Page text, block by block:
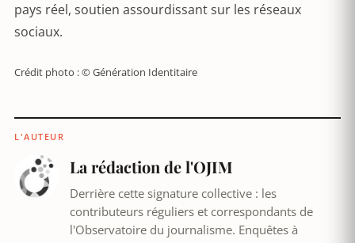
pays réel, soutien assourdissant sur les réseaux
sociaux.
Crédit photo : © Génération Identitaire
L'AUTEUR
La rédaction de l'OJIM
Derrière cette signature collective : les
contributeurs réguliers et correspondants de
l'Observatoire du journalisme. Enquêtes à